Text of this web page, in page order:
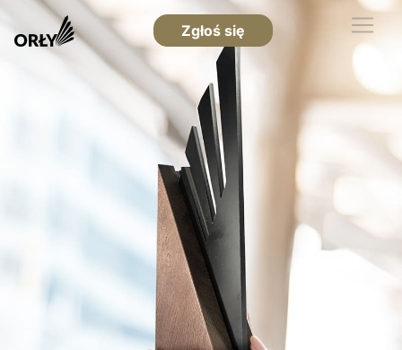
Zgłoś się